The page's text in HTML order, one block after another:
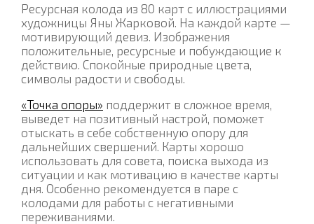
Ресурсная колода из 80 карт с иллюстрациями
художницы Яны Жарковой. На каждой карте —
мотивирующий девиз. Изображения
положительные, ресурсные и побуждающие к
действию. Спокойные природные цвета,
символы радости и свободы.
«Точка опоры» поддержит в сложное время,
выведет на позитивный настрой, поможет
отыскать в себе собственную опору для
дальнейших свершений. Карты хорошо
использовать для совета, поиска выхода из
ситуации и как мотивацию в качестве карты
дня. Особенно рекомендуется в паре с
колодами для работы с негативными
переживаниями.